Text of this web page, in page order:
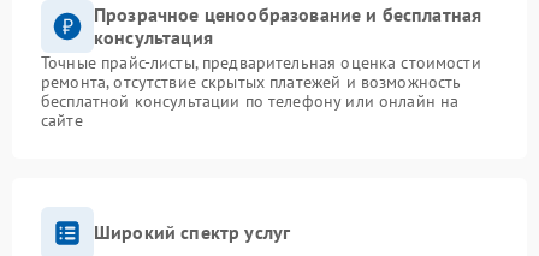
Прозрачное ценообразование и бесплатная
консультация
Точные прайс-листы, предварительная оценка стоимости
ремонта, отсутствие скрытых платежей и возможность
бесплатной консультации по телефону или онлайн на
сайте
Широкий спектр услуг